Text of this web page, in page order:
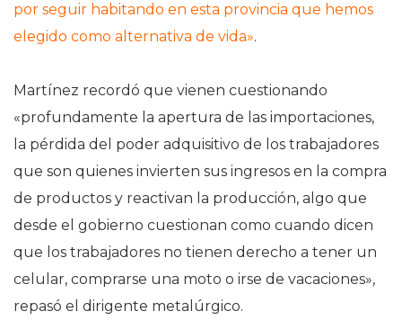
por seguir habitando en esta provincia que hemos
elegido como alternativa de vida».
Martínez recordó que vienen cuestionando
«profundamente la apertura de las importaciones,
la pérdida del poder adquisitivo de los trabajadores
que son quienes invierten sus ingresos en la compra
de productos y reactivan la producción, algo que
desde el gobierno cuestionan como cuando dicen
que los trabajadores no tienen derecho a tener un
celular, comprarse una moto o irse de vacaciones»,
repasó el dirigente metalúrgico.